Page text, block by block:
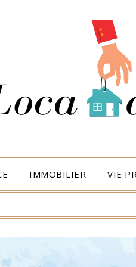
IMMOBILIER VIE